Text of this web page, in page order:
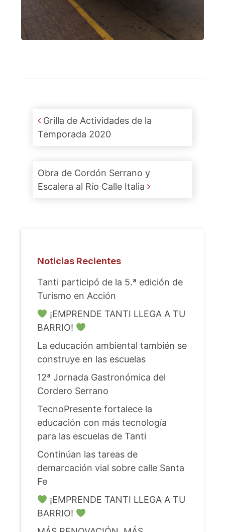
Post navigation
Grilla de Actividades de la
Temporada 2020
Obra de Cordón Serrano y
Escalera al Río Calle Italia
Noticias Recientes
Tanti participó de la 5.ª edición de
Turismo en Acción
¡EMPRENDE TANTI LLEGA A TU
BARRIO!
La educación ambiental también se
construye en las escuelas
12ª Jornada Gastronómica del
Cordero Serrano
TecnoPresente fortalece la
educación con más tecnología
para las escuelas de Tanti
Continúan las tareas de
demarcación vial sobre calle Santa
Fe
¡EMPRENDE TANTI LLEGA A TU
BARRIO!